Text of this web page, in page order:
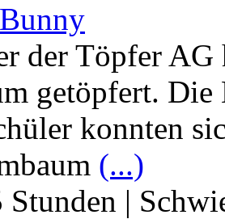
der Töpfer AG
getöpfert.
konnten
(...)
Stunden |